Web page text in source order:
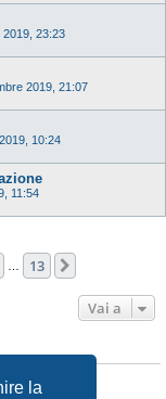
la
23:23
2019, 21:07
10:24
11:54
13
Vai a